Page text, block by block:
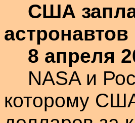
США
8 апреля
NASA и
которому